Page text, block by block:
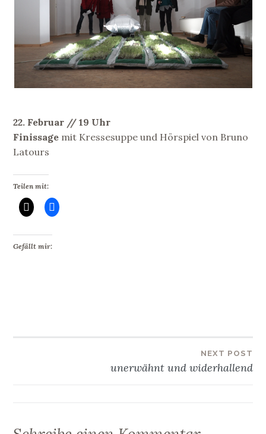
22. Februar // 19 Uhr
Finissage mit Kressesuppe und Hörspiel von Bruno
Latours
Teilen mit:
Gefällt mir:
Beitragsnavigation NEXT POST
unerwähnt und widerhallend